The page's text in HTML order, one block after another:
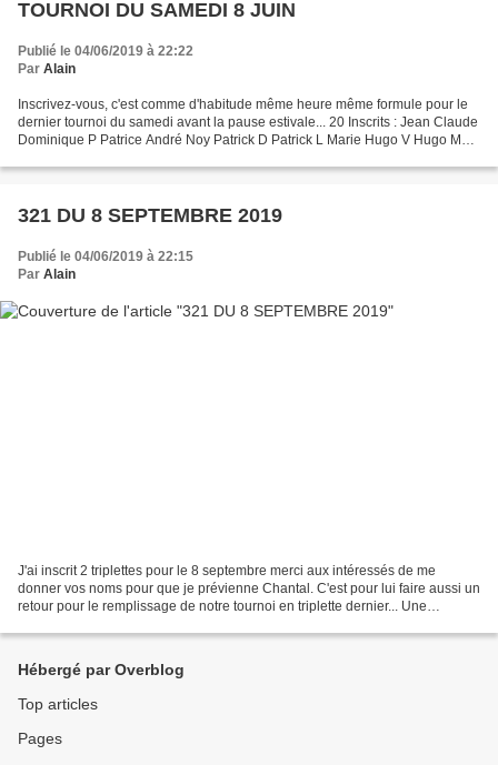
TOURNOI DU SAMEDI 8 JUIN
Publié le 04/06/2019 à 22:22
Par Alain
Inscrivez-vous, c'est comme d'habitude même heure même formule pour le
dernier tournoi du samedi avant la pause estivale... 20 Inscrits : Jean Claude
Dominique P Patrice André Noy Patrick D Patrick L Marie Hugo V Hugo M
321 DU 8 SEPTEMBRE 2019
Publié le 04/06/2019 à 22:15
Par Alain
J'ai inscrit 2 triplettes pour le 8 septembre merci aux intéressés de me
donner vos noms pour que je prévienne Chantal. C'est pour lui faire aussi un
retour pour le remplissage de notre tournoi en triplette dernier... Une
Hébergé par Overblog
Top articles
Pages